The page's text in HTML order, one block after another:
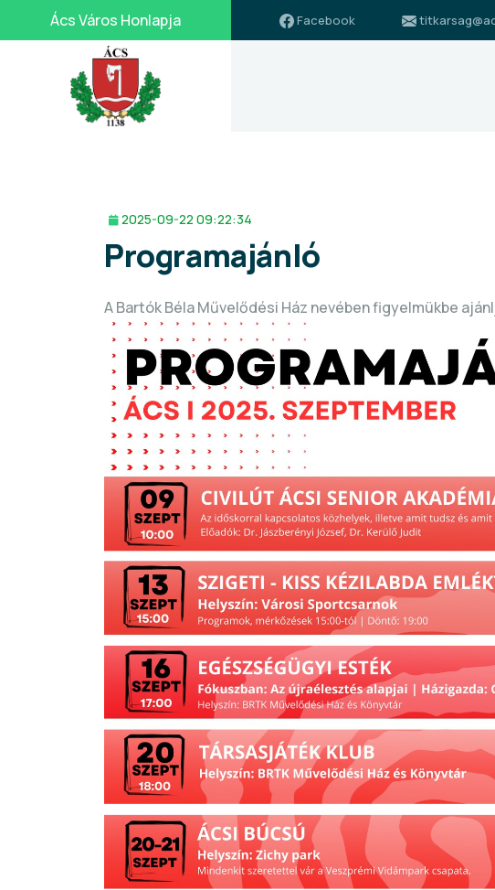
Ács Város Honlapja Facebook
2025-09-22 09:22:34
Programajánló
A Bartók Béla Művelődési Ház nevében figyelmükbe